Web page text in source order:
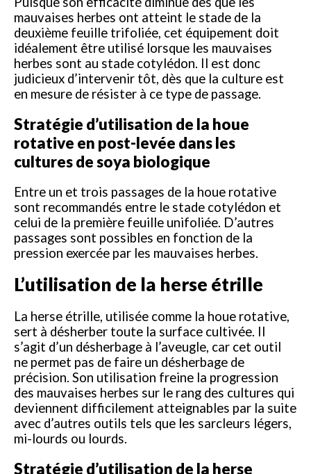
mauvaises herbes ont atteint le stade de la
deuxième feuille trifoliée, cet équipement doit
idéalement être utilisé lorsque les mauvaises
herbes sont au stade cotylédon. Il est donc
judicieux d’intervenir tôt, dès que la culture est
en mesure de résister à ce type de passage.
Stratégie d’utilisation de la houe
rotative en post-levée dans les
cultures de soya biologique
Entre un et trois passages de la houe rotative
sont recommandés entre le stade cotylédon et
celui de la première feuille unifoliée. D’autres
passages sont possibles en fonction de la
pression exercée par les mauvaises herbes.
L’utilisation de la herse étrille
La herse étrille, utilisée comme la houe rotative,
sert à désherber toute la surface cultivée. Il
s’agit d’un désherbage à l’aveugle, car cet outil
ne permet pas de faire un désherbage de
précision. Son utilisation freine la progression
des mauvaises herbes sur le rang des cultures qui
deviennent difficilement atteignables par la suite
avec d’autres outils tels que les sarcleurs légers,
mi-lourds ou lourds.
Stratégie d’utilisation de la herse